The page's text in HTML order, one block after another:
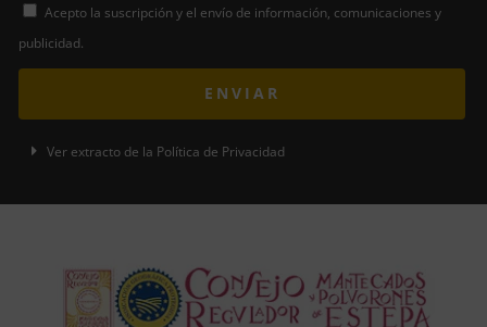
Acepto la suscripción y el envío de información, comunicaciones y
publicidad.
ENVIAR
Ver extracto de la Política de Privacidad